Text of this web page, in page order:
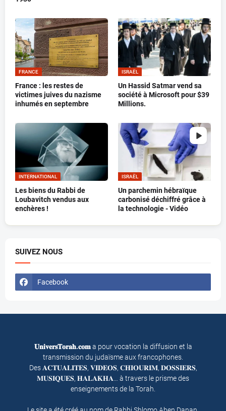
FRANCE
France : les restes de
victimes juives du nazisme
inhumés en septembre
ISRAËL
Un Hassid Satmar vend sa
société à Microsoft pour $39
Millions.
INTERNATIONAL
Les biens du Rabbi de
Loubavitch vendus aux
enchères !
ISRAËL
Un parchemin hébraïque
carbonisé déchiffré grâce à
la technologie - Vidéo
SUIVEZ NOUS
Facebook
𝐔𝐧𝐢𝐯𝐞𝐫𝐬𝐓𝐨𝐫𝐚𝐡.𝐜𝐨𝐦a pour vocation la diffusion et la
transmission du judaïsme aux francophones.
Des 𝐀𝐂𝐓𝐔𝐀𝐋𝐈𝐓𝐄𝐒, 𝐕𝐈𝐃𝐄𝐎𝐒, 𝐂𝐇𝐈𝐎𝐔𝐑𝐈𝐌, 𝐃𝐎𝐒𝐒𝐈𝐄𝐑𝐒,
𝐌𝐔𝐒𝐈𝐐𝐔𝐄𝐒, 𝐇𝐀𝐋𝐀𝐊𝐇𝐀… à travers le prisme des
enseignements de la Torah.